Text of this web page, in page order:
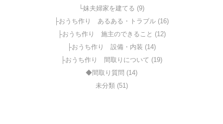
└妹夫婦家を建てる (9)
├おうち作り あるある・トラブル (16)
├おうち作り 施主のできること (12)
├おうち作り 設備・内装 (14)
├おうち作り 間取りについて (19)
◆間取り質問 (14)
未分類 (51)